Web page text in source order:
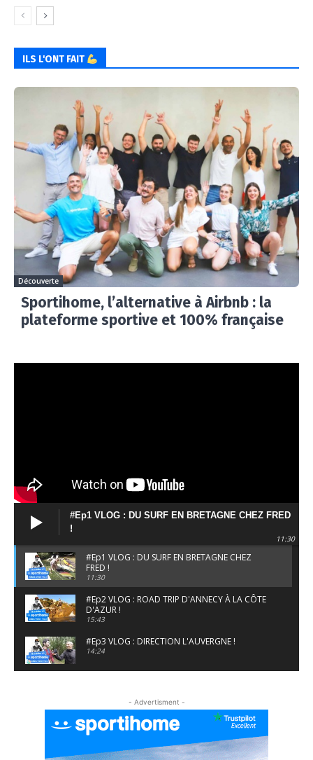
ILS L'ONT FAIT
Découverte
Sportihome, l’alternative à Airbnb : la
plateforme sportive et 100% française
#Ep1 VLOG : DU SURF EN BRETAGNE CHEZ FRED
!
11:30
#Ep1 VLOG : DU SURF EN BRETAGNE CHEZ
FRED !
11:30
#Ep2 VLOG : ROAD TRIP D'ANNECY À LA CÔTE
D'AZUR !
15:43
#Ep3 VLOG : DIRECTION L'AUVERGNE !
14:24
#EP6 VLOG : SKI & RANDONNÉE DANS LES
ALPES
- Advertisment -